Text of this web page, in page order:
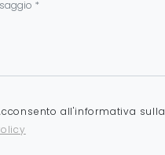
all'informativa sulla